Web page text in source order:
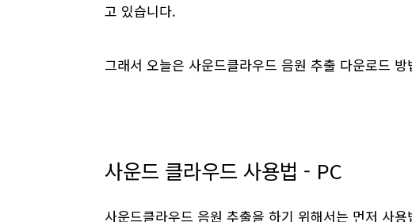
고 있습니다.
그래서 오늘은 사운드클라우드 음원 추출 다운로드
사운드 클라우드 사용법 - PC
사운드클라우드 음원 추출을 하기 위해서는 먼저 사